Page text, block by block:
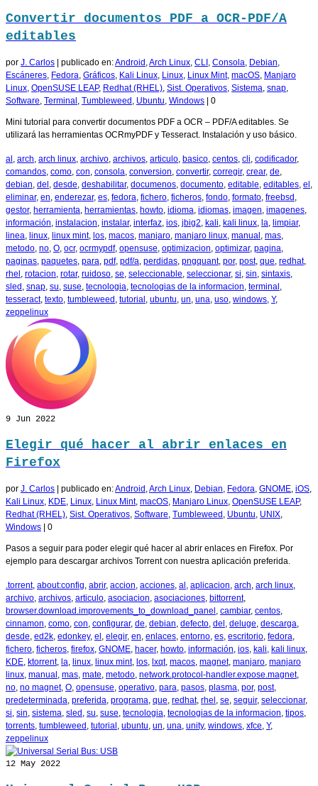
Convertir documentos PDF a OCR-PDF/A
editables
por J. Carlos publicado en:Android ,Arch Linux, CLI , Consola, Debian,
Escáneres, Fedora, Gráficos, Kali Linux, Linux, Linux Mint, macOS, Manjaro
Linux, OpenSUSE LEAP, Redhat (RHEL), Sist. Operativos, Sistema, snap,
Software, Terminal , Tumbleweed , Ubuntu, Windows 0
Mini tutorial para convertir documentos PDF a OCR – PDF/A editables. Se
utilizará las herramientas OCRmyPDF y Tesseract. Instalación y uso básico.
al , arch, arch linux, archivo, archivos, articulo, basico, centos, cli, codificador,
comandos, como, con, consola, conversion, convertir, corregir, crear, de,
debian, del , desde, deshabilitar, documenos, documento, editable, editables, el ,
eliminar, en, enderezar, es, fedora, fichero, ficheros, fondo, formato, freebsd ,
gestor, herramienta, herramientas, howto, idioma, idiomas, imagen, imagenes,
información, instalacion, instalar, interfaz, ios, jbig2, kali, kali linux, la, limpiar,
linea, linux, linux mint, los, macos, manjaro, manjaro linux, manual , mas,
metodo, no, O, ocr, ocrmypdf, opensuse, optimizacion, optimizar, pagina,
paginas, paquetes, para, pdf, pdf/a, perdidas, pngquant, por, post, que, redhat,
rhel , rotacion, rotar, ruidoso, se, seleccionable, seleccionar, si, sin, sintaxis,
sled , snap, su, suse, tecnologia, tecnologias de la informacion, terminal ,
tesseract, texto, tumbleweed , tutorial , ubuntu, un, una, uso, windows, Y,
zeppelinux
9 Jun 2022
Elegir qué hacer al abrir enlaces en
Firefox
por J. Carlos publicado en:Android ,Arch Linux, Debian, Fedora, GNOME, iOS,
Kali Linux, KDE, Linux, Linux Mint, macOS, Manjaro Linux, OpenSUSE LEAP,
Redhat (RHEL), Sist. Operativos, Software, Tumbleweed , Ubuntu, UNIX,
Windows
0
Pasos a seguir para poder elegir qué hacer al abrir enlaces en Firefox. Por
ejemplo para descargar archivos Torrent con nuestra aplicación preferida.
.torrent, about:config, abrir, accion, acciones, al , aplicacion, arch, arch linux,
archivo, archivos, articulo, asociacion, asociaciones, bittorrent,
browser.download.improvements_to_download_panel , cambiar, centos,
cinnamon, como, con, configurar, de, debian, defecto, del , deluge, descarga,
desde, ed2k, edonkey, el , elegir, en, enlaces, entorno, es, escritorio, fedora,
fichero, ficheros, firefox, GNOME, hacer, howto, información, ios, kali, kali linux,
KDE, ktorrent, la, linux, linux mint, los, lxqt, macos, magnet, manjaro, manjaro
linux, manual , mas, mate, metodo, network.protocol-handler.expose.magnet,
no, no magnet, O, opensuse, operativo, para, pasos, plasma, por, post,
predeterminada, preferida, programa, que, redhat, rhel , se, seguir, seleccionar,
si, sin, sistema, sled , su, suse, tecnologia, tecnologias de la informacion, tipos,
torrents, tumbleweed , tutorial , ubuntu, un, una, unity, windows, xfce, Y,
zeppelinux
12 May 2022